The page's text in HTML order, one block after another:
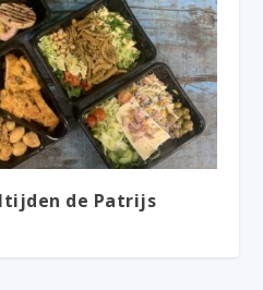
de Patrijs